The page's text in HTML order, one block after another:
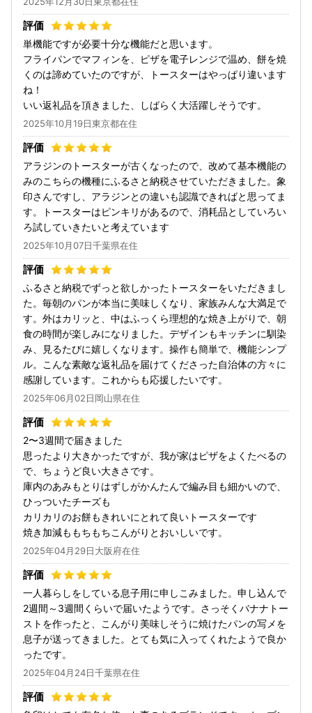
単機能ですが必要十分な機能だと思います。
フライパンでマフィンを、ピザを電子レンジで温め、餅を焼
くのは諦めていたのですが、トースターはやっぱり違います
ね！
いい返礼品を頂きました、しばらく大活躍しそうです。
2025年10月19日東京都在住
アラジンのトースターが古くなったので、改めて基本機能の
みのこちらの機種にふるさと納税させていただきました。象
印さんですし、アラジンとの違いも認識できればと思ってま
す。トースターはピンキリがあるので、消耗品としていろい
ろ試していきたいと考えています
2025年10月07日千葉県在住
ふるさと納税でずっと欲しかったトースターをいただきまし
た。毎朝のパンが本当に美味しくなり、家族みんな大満足で
す。外はカリッと、中はふっくら理想的な焼き上がりで、朝
食の時間が楽しみになりました。デザインもキッチンに馴染
み、見るたびに嬉しくなります。操作も簡単で、機能シンプ
ル。こんな素敵な返礼品を届けてくださった自治体の方々に
感謝しています。これからも応援したいです。
2025年06月02日岡山県在住
2〜3週間で届きました
思ったより大きかったですが、我が家はピザをよくたべるの
で、ちょうど良い大きさです。
庫内のあみもとりはずしがかんたんで編み目も細かいので、
ひっついたチーズも
カリカリのお餅もきれいにとれて良いトースターです
焼き加減ももちもちこんがりとおいしいです。
2025年04月29日大阪府在住
一人暮らしをしている息子用に申しこみました。申し込んで
2週間～3週間くらいで届いたようです。さっそくバナナトー
ストを作ったと、こんがり美味しそうに焼けたパンの写メを
息子が送ってきました。とても気に入ってくれたようで良か
ったです。
2025年04月24日千葉県在住